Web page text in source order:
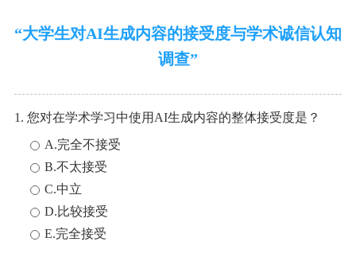
“大学生对AI生成内容的接受度与学术诚信认知
调查”
1. 您对在学术学习中使用AI生成内容的整体接受度是？
A.完全不接受
B.不太接受
C.中立
D.比较接受
E.完全接受